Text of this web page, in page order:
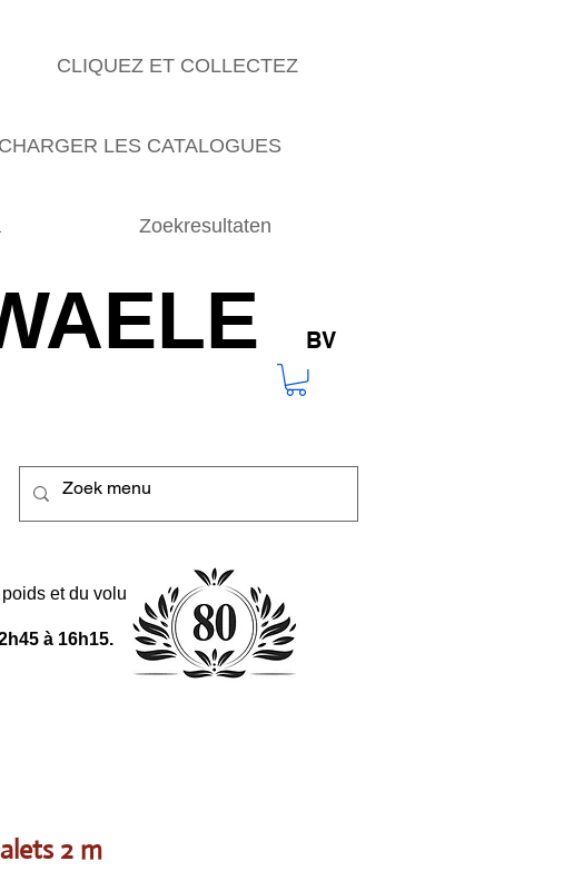
CLIQUEZ ET COLLECTEZ
LES CATALOGUES
Zoekresultaten
BV
et du volume de la commande.
à 16h15.
2 m